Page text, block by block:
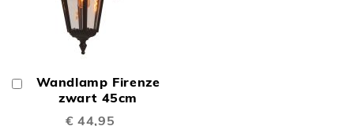
Wandlamp Firenze
zwart 45cm
€ 44,95
Winkelwagen